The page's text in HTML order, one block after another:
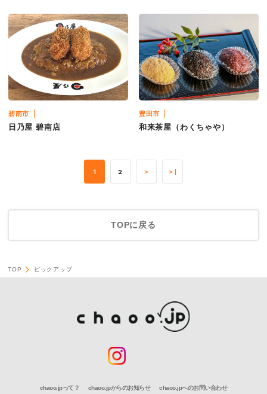
碧南市
日乃屋 碧南店
豊田市
和来茶屋（わくちゃや）
1 2 ＞ ＞|
TOPに戻る
TOP ピックアップ
chaoo.jpって？ chaoo.jpからのお知らせ chaoo.jpへのお問い合わせ